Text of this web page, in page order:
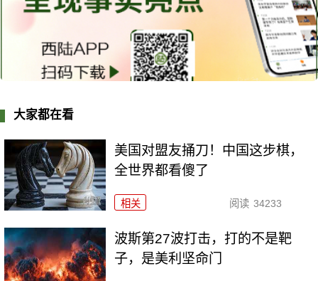
大家都在看
美国对盟友捅刀！中国这步棋，
全世界都看傻了
相关 阅读 34233
波斯第27波打击，打的不是靶
子，是美利坚命门